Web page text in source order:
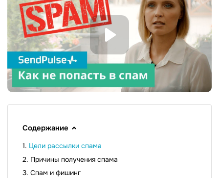
Содержание
Цели рассылки спама
Причины получения спама
Спам и фишинг